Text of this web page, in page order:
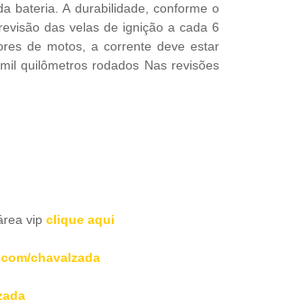
bateria. A durabilidade, conforme o
das velas de ignição a cada 6
de motos, a corrente deve estar
quilômetros rodados Nas revisões
vip clique aqui
chavalzada